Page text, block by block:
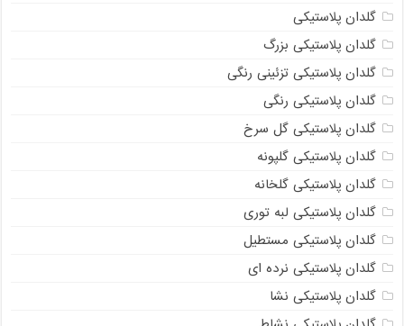
گلدان پلاستیکی
گلدان پلاستیکی بزرگ
گلدان پلاستیکی تزئینی رنگی
گلدان پلاستیکی رنگی
گلدان پلاستیکی گل سرخ
گلدان پلاستیکی گلپونه
گلدان پلاستیکی گلخانه
گلدان پلاستیکی لبه توری
گلدان پلاستیکی مستطیل
گلدان پلاستیکی نرده ای
گلدان پلاستیکی نشا